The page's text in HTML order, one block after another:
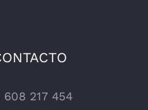
217 454